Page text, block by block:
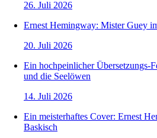
26. Juli 2026
Ernest Hemingway: Mister Guey
20. Juli 2026
Ein hochpeinlicher Übersetzungs-
und die Seelöwen
14. Juli 2026
Ein meisterhaftes Cover: Ernest
Baskisch